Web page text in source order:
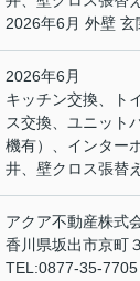
2026年6月 外壁 玄
2026年6月
キッチン交換、ト
ス交換、ユニット
機有）、インター
井、壁クロス張替
アクア不動産株式
香川県坂出市京町
TEL:0877-35-7705